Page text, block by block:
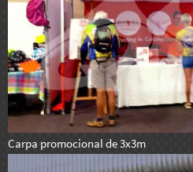
Carpa promocional de 3x3m